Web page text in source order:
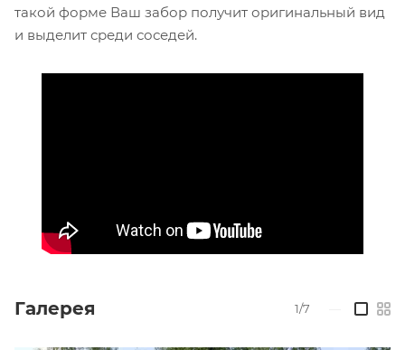
такой форме Ваш забор получит оригинальный вид
и выделит среди соседей.
Галерея 1/7